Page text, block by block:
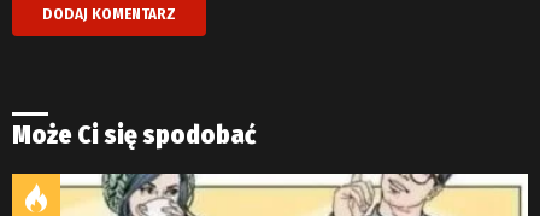
Może Ci się spodobać